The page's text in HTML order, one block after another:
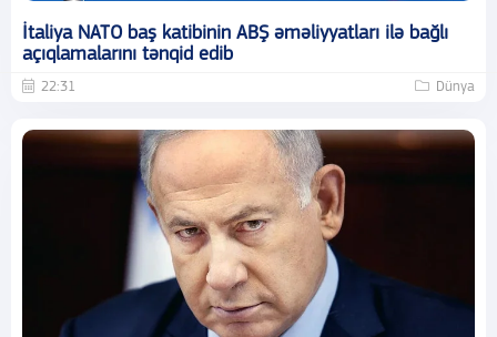
İtaliya NATO baş katibinin ABŞ əməliyyatları ilə bağlı
açıqlamalarını tənqid edib
22:31 Dünya